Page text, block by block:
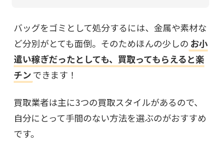
バッグをゴミとして処分するには、金属や素材な
ど分別がとても面倒。そのためほんの少しのお小
遣い稼ぎだったとしても、買取ってもらえると楽
チンできます！
買取業者は主に3つの買取スタイルがあるので、
自分にとって手間のない方法を選ぶのがおすすめ
です。